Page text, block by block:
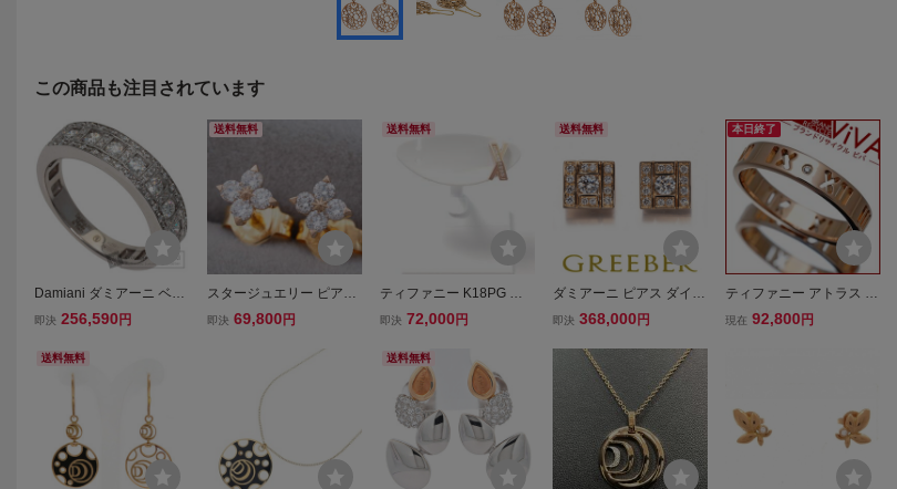
この商品も注目されています
Damiani ダミアーニ ベル
エポック ダイヤモンド リ
ゴールド レディース 中古
即決 256,590 円
送料無料
送料無料
スタージュエリー ピアス
ダイヤ 0.26ct ブライテス
即決 69,800 円
送料無料
ティファニー K18PG ア
トラスX ダイヤ ピアス 片
即決 72,000 円
送料無料
送料無料
ダミアーニ ピアス ダイヤ
ダイヤモンド ベルエポッ
即決 368,000 円
本日終了
ティファニー アトラス ピ
アスド ダイヤ ナロー リ
現在 92,800 円